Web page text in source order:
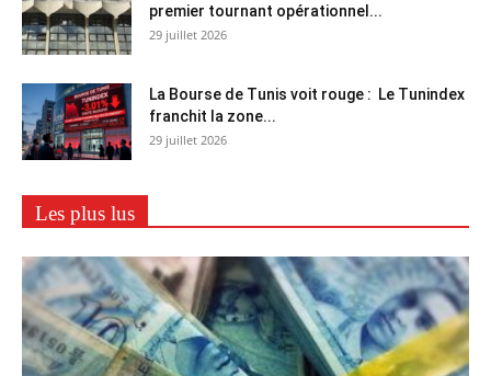
premier tournant opérationnel...
29 juillet 2026
La Bourse de Tunis voit rouge : Le Tunindex
franchit la zone...
29 juillet 2026
Les plus lus